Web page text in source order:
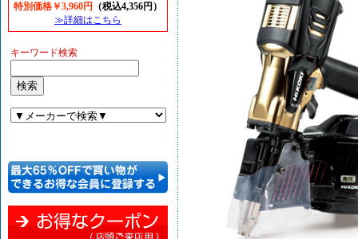
特別価格￥3,960円
（税込4,356円）
≫詳細はこちら
キーワード検索